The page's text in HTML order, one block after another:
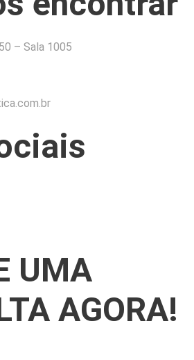
– Sala 1005
UMA
AGORA!